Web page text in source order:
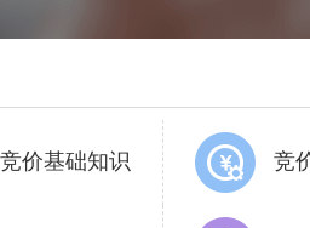
竞价基础知识 竞